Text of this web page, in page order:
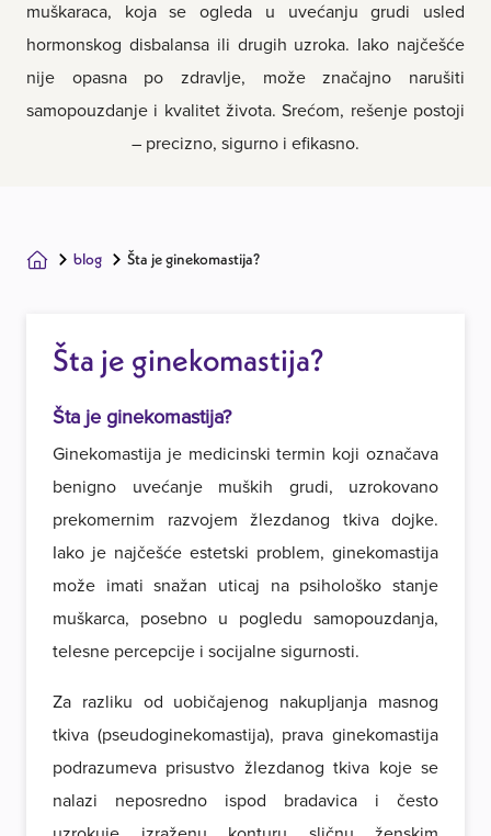
muškaraca, koja se ogleda u uvećanju grudi usled
hormonskog disbalansa ili drugih uzroka. Iako najčešće
nije opasna po zdravlje, može značajno narušiti
samopouzdanje i kvalitet života. Srećom, rešenje postoji
– precizno, sigurno i efikasno.
blog Šta je ginekomastija?
Šta je ginekomastija?
Šta je ginekomastija?
Ginekomastija je medicinski termin koji označava
benigno uvećanje muških grudi, uzrokovano
prekomernim razvojem žlezdanog tkiva dojke.
Iako je najčešće estetski problem, ginekomastija
može imati snažan uticaj na psihološko stanje
muškarca, posebno u pogledu samopouzdanja,
telesne percepcije i socijalne sigurnosti.
Za razliku od uobičajenog nakupljanja masnog
tkiva (pseudoginekomastija), prava ginekomastija
podrazumeva prisustvo žlezdanog tkiva koje se
nalazi neposredno ispod bradavica i često